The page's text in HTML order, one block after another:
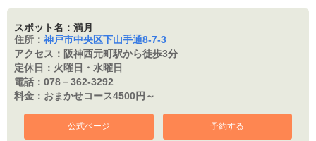
スポット名：満月
住所： 神戸市中央区下山手通8-7-3
アクセス： 阪神西元町駅から徒歩3分
定休日： 火曜日・水曜日
電話： 078－362-3292
料金： おまかせコース4500円～
公式ページ 予約する